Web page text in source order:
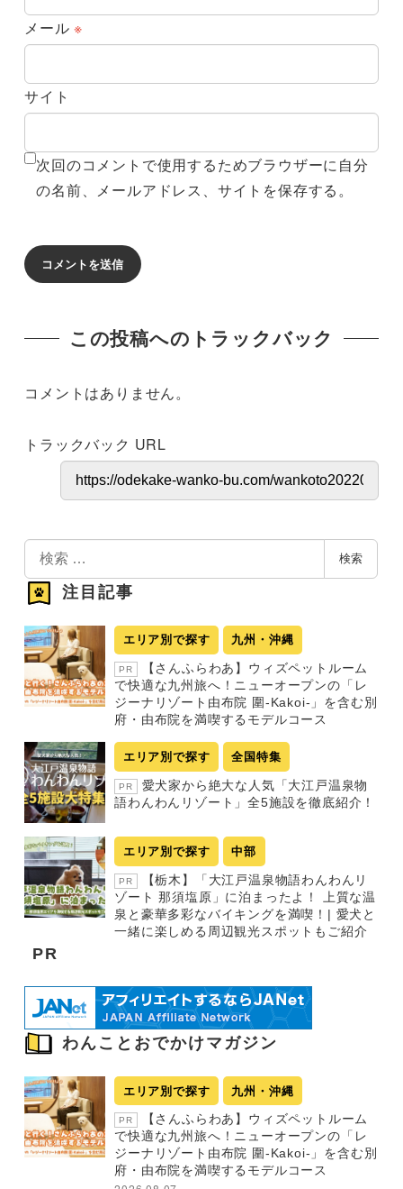
メール※
サイト
次回のコメントで使用するためブラウザーに自分
の名前、メールアドレス、サイトを保存する。
この投稿へのトラックバック
コメントはありません。
トラックバック URL
検
索
検索
注目記事
エリア別で探す 九州・沖縄
PR
【さんふらわあ】ウィズペットルーム
で快適な九州旅へ！ニューオープンの「レ
ジーナリゾート由布院 圍-Kakoi-」を含む別
府・由布院を満喫するモデルコース
エリア別で探す 全国特集
PR
愛犬家から絶大な人気「大江戸温泉物
語わんわんリゾート」全5施設を徹底紹介！
エリア別で探す 中部
PR
【栃木】「大江戸温泉物語わんわんリ
ゾート 那須塩原」に泊まったよ！ 上質な温
泉と豪華多彩なバイキングを満喫！| 愛犬と
一緒に楽しめる周辺観光スポットもご紹介
PR
わんことおでかけマガジン
エリア別で探す 九州・沖縄
PR
【さんふらわあ】ウィズペットルーム
で快適な九州旅へ！ニューオープンの「レ
ジーナリゾート由布院 圍-Kakoi-」を含む別
府・由布院を満喫するモデルコース